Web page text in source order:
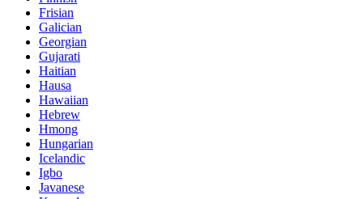
Frisian
Galician
Georgian
Gujarati
Haitian
Hausa
Hawaiian
Hebrew
Hmong
Hungarian
Icelandic
Igbo
Javanese